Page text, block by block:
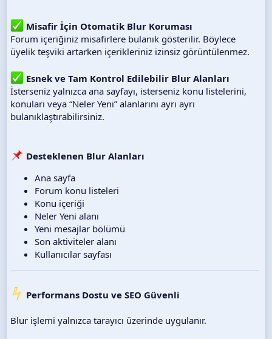
Misafir İçin Otomatik Blur Koruması
Forum içeriğiniz misafirlere bulanık gösterilir. Böylece
üyelik teşviki artarken içerikleriniz izinsiz görüntülenmez.
Esnek ve Tam Kontrol Edilebilir Blur Alanları
İsterseniz yalnızca ana sayfayı, isterseniz konu listelerini,
konuları veya “Neler Yeni” alanlarını ayrı ayrı
bulanıklaştırabilirsiniz.
Desteklenen Blur Alanları
Ana sayfa
Forum konu listeleri
Konu içeriği
Neler Yeni alanı
Yeni mesajlar bölümü
Son aktiviteler alanı
Kullanıcılar sayfası
Performans Dostu ve SEO Güvenli
Blur işlemi yalnızca tarayıcı üzerinde uygulanır.